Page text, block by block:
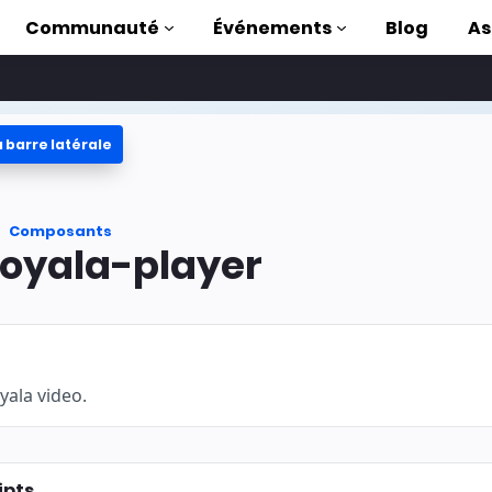
AMP
complète
to AMP
AMP grâce à
Communauté Événements Blog
barre latérale
Composants
player
video.